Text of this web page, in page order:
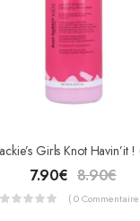
7.90€ 8.90€
( 0